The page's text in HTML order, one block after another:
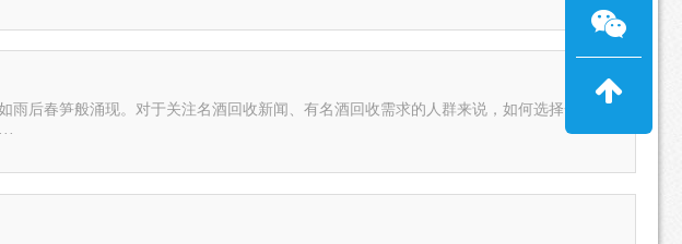
后春笋般涌现。对于关注名酒回收新闻、有名酒回收需求的人群来说，如何选择一家靠